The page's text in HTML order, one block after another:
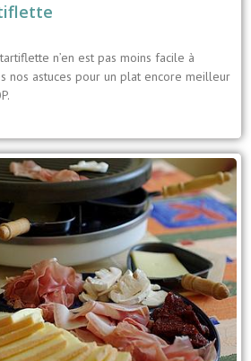
n’en est pas moins facile à
nos astuces pour un plat encore meilleur